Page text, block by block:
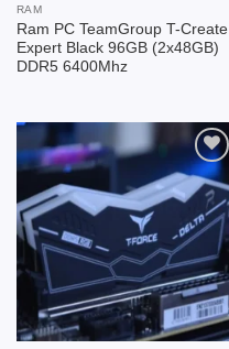
RAM
Ram PC TeamGroup T-Create
Expert Black 96GB (2x48GB)
DDR5 6400Mhz
Add to
wishlist